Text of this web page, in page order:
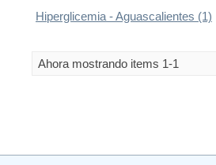
Hiperglicemia - Aguascalientes (1)
Ahora mostrando items 1-1